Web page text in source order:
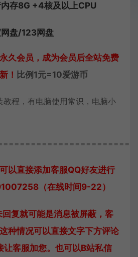
存8G +4核及以上CPU
盘/123网盘
久会员，成为会员后全站免费
！ 比例1元=10爱游币
教程，有电脑使用常识，电脑小
以直接添加客服QQ好友进行
（在线时间9-22）
复就可能是消息被屏蔽，客
种情况可以直接文字下方评论
让客服加您。也可以B站私信